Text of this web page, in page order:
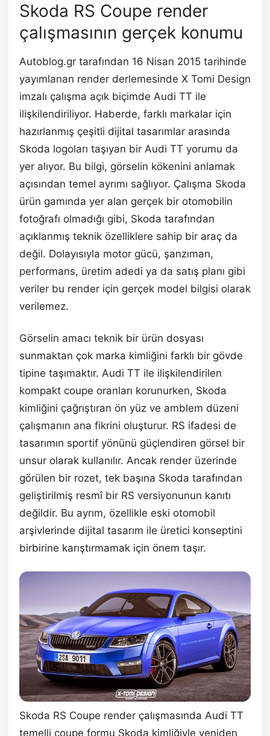
Skoda RS Coupe render
çalışmasının gerçek konumu
Autoblog.gr tarafından 16 Nisan 2015 tarihinde
yayımlanan render derlemesinde X Tomi Design
imzalı çalışma açık biçimde Audi TT ile
ilişkilendiriliyor. Haberde, farklı markalar için
hazırlanmış çeşitli dijital tasarımlar arasında
Skoda logoları taşıyan bir Audi TT yorumu da
yer alıyor. Bu bilgi, görselin kökenini anlamak
açısından temel ayrımı sağlıyor. Çalışma Skoda
ürün gamında yer alan gerçek bir otomobilin
fotoğrafı olmadığı gibi, Skoda tarafından
açıklanmış teknik özelliklere sahip bir araç da
değil. Dolayısıyla motor gücü, şanzıman,
performans, üretim adedi ya da satış planı gibi
veriler bu render için gerçek model bilgisi olarak
verilemez.
Görselin amacı teknik bir ürün dosyası
sunmaktan çok marka kimliğini farklı bir gövde
tipine taşımaktır. Audi TT ile ilişkilendirilen
kompakt coupe oranları korunurken, Skoda
kimliğini çağrıştıran ön yüz ve amblem düzeni
çalışmanın ana fikrini oluşturur. RS ifadesi de
tasarımın sportif yönünü güçlendiren görsel bir
unsur olarak kullanılır. Ancak render üzerinde
görülen bir rozet, tek başına Skoda tarafından
geliştirilmiş resmî bir RS versiyonunun kanıtı
değildir. Bu ayrım, özellikle eski otomobil
arşivlerinde dijital tasarım ile üretici konseptini
birbirine karıştırmamak için önem taşır.
Skoda RS Coupe render çalışmasında Audi TT
temelli coupe formu Skoda kimliğiyle yeniden